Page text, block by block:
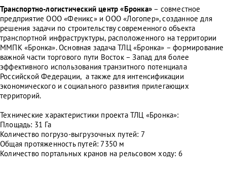
Транспортно-логистический центр «Бронка» – совместное
предприятие ООО «Феникс» и ООО «Логопер», созданное для
решения задачи по строительству современного объекта
транспортной инфраструктуры, расположенного на территории
ММПК «Бронка». Основная задача ТЛЦ «Бронка» – формирование
важной части торгового пути Восток – Запад для более
эффективного использования транзитного потенциала
Российской Федерации, а также для интенсификации
экономического и социального развития прилегающих
территорий.
Технические характеристики проекта ТЛЦ «Бронка»:
Площадь: 31 Га
Количество погрузо-выгрузочных путей: 7
Общая протяженность путей: 7350 м
Количество портальных кранов на рельсовом ходу: 6